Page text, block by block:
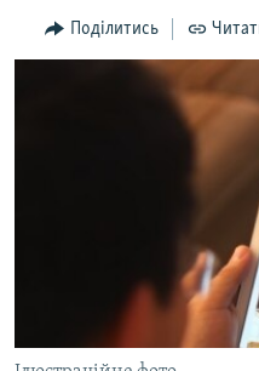
пошуку
ІНТЕРВ'Ю
ВСЕ ЗА ДЕНЬ
УКРАЇНСЬКА ПРОБЛЕМА
ЯК ОБІЙТИ БЛОКУВАННЯ
Поділитись